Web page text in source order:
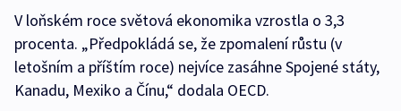
V loňském roce světová ekonomika vzrostla o 3,3
procenta. „Předpokládá se, že zpomalení růstu (v
letošním a příštím roce) nejvíce zasáhne Spojené státy,
Kanadu, Mexiko a Čínu,“ dodala OECD.